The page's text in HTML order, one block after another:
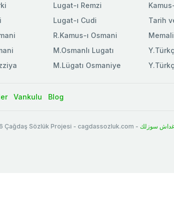
Lugat-ı Remzi
Lugat-ı Cudi
R.Kamus-ı Osmani
M.Osmanlı Lugatı
M.Lügatı Osmaniye
Tarih
Vankulu Blog
Çağdaş Sözlük Projesi - cagdassozluk.com - سوزلك